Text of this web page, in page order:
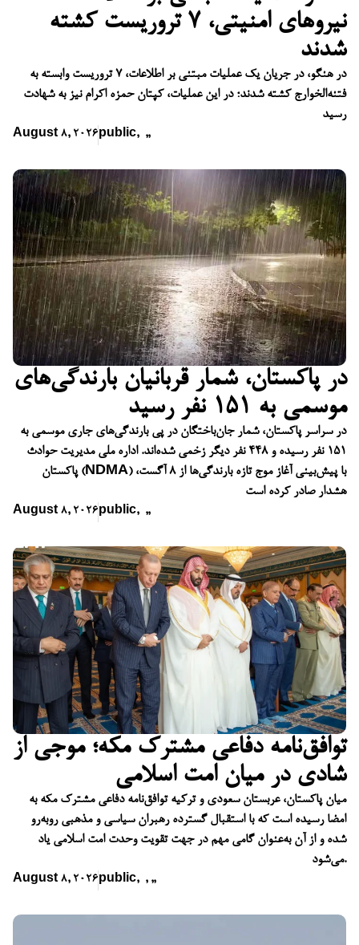
نیروهای امنیتی، ۷ تروریست کشته
شدند
در هنگو، در جریان یک عملیات مبتنی بر اطلاعات، ۷ تروریست وابسته به
فتنه‌الخوارج کشته شدند؛ در این عملیات، کپتان حمزه اکرام نیز به شهادت
رسید
August 8, 2026 public, ,,
در پاکستان، شمار قربانیان بارندگی‌های
موسمی به ۱۵۱ نفر رسید
در سراسر پاکستان، شمار جان‌باختگان در پی بارندگی‌های جاری موسمی به
۱۵۱ نفر رسیده و ۴۴۸ نفر دیگر زخمی شده‌اند. اداره ملی مدیریت حوادث
پاکستان (NDMA) با پیش‌بینی آغاز موج تازه بارندگی‌ها از ۸ آگست،
هشدار صادر کرده است
August 8, 2026 public, ,,
توافق‌نامه دفاعی مشترک مکه؛ موجی از
شادی در میان امت اسلامی
میان پاکستان، عربستان سعودی و ترکیه توافق‌نامه دفاعی مشترک مکه به
امضا رسیده است که با استقبال گسترده رهبران سیاسی و مذهبی روبه‌رو
شده و از آن به‌عنوان گامی مهم در جهت تقویت وحدت امت اسلامی یاد
می‌شود.
August 8, 2026 public, ,,,